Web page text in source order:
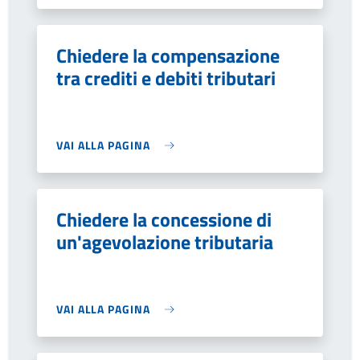
Chiedere la compensazione
tra crediti e debiti tributari
VAI ALLA PAGINA
Chiedere la concessione di
un'agevolazione tributaria
VAI ALLA PAGINA